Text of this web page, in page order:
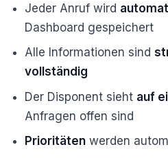
Jeder Anruf wird
Dashboard gespeichert
Alle Informationen sind
vollständig
Der Disponent sieht auf
Anfragen offen sind
Prioritäten werden